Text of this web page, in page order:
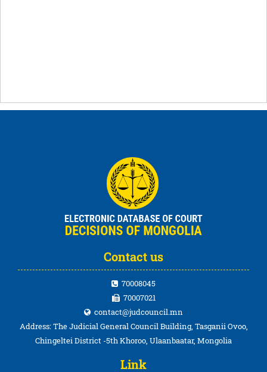
Contact us
70008045
70007021
contact@judcouncil.mn
Address: The Judicial General Council Building, Tasganii Ovoo,
Chingeltei District -5th Khoroo, Ulaanbaatar, Mongolia
Link